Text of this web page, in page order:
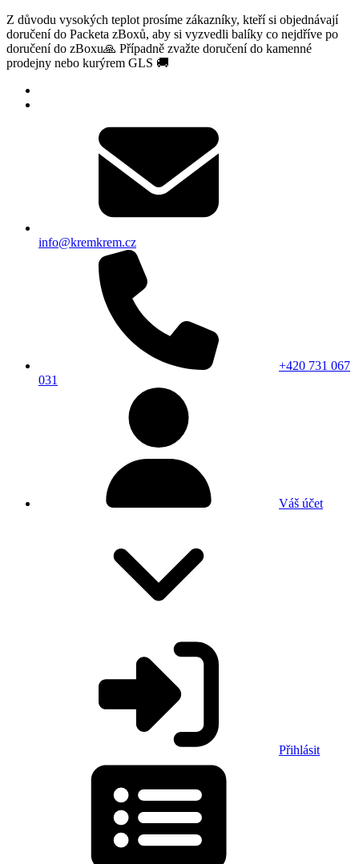
Z důvodu vysokých teplot prosíme zákazníky, kteří si objednávají
doručení do Packeta zBoxů, aby si vyzvedli balíky co nejdříve po
doručení do zBoxu🙏 Případně zvažte doručení do kamenné
prodejny nebo kurýrem GLS 🚚
info@kremkrem.cz
+420 731 067
031
Váš účet
Přihlásit